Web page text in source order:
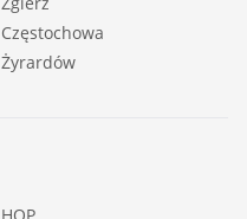
Częstochowa
Żyrardów